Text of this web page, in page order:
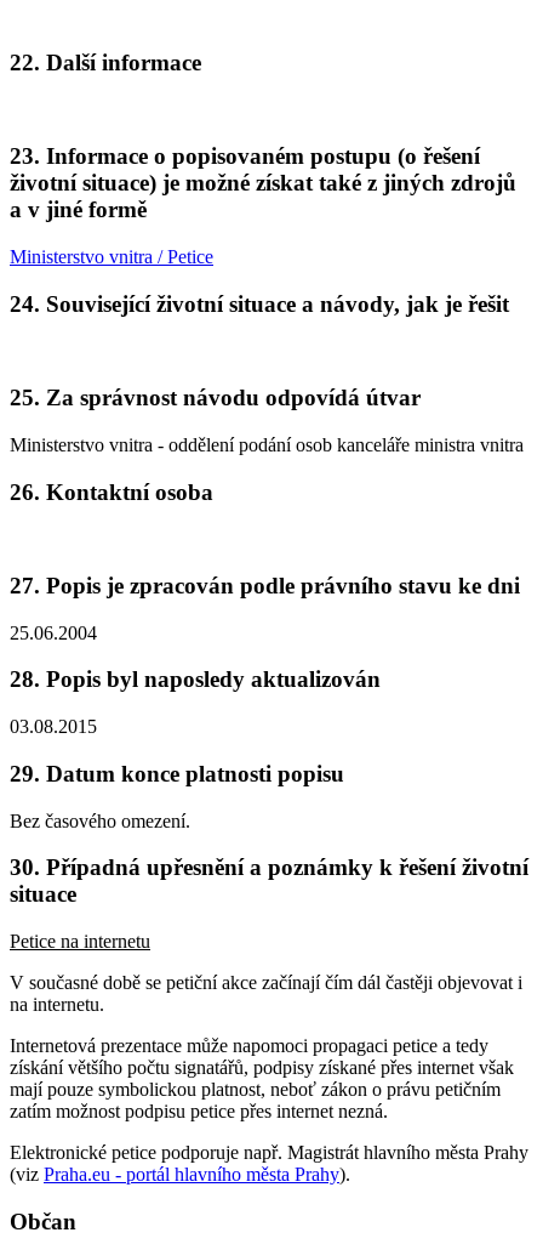
22. Další informace
23. Informace o popisovaném postupu (o řešení
životní situace) je možné získat také z jiných zdrojů
a v jiné formě
Ministerstvo vnitra / Petice
24. Související životní situace a návody, jak je řešit
25. Za správnost návodu odpovídá útvar
Ministerstvo vnitra - oddělení podání osob kanceláře ministra vnitra
26. Kontaktní osoba
27. Popis je zpracován podle právního stavu ke dni
25.06.2004
28. Popis byl naposledy aktualizován
03.08.2015
29. Datum konce platnosti popisu
Bez časového omezení.
30. Případná upřesnění a poznámky k řešení životní
situace
Petice na internetu
V současné době se petiční akce začínají čím dál častěji objevovat i
na internetu.
Internetová prezentace může napomoci propagaci petice a tedy
získání většího počtu signatářů, podpisy získané přes internet však
mají pouze symbolickou platnost, neboť zákon o právu petičním
zatím možnost podpisu petice přes internet nezná.
Elektronické petice podporuje např. Magistrát hlavního města Prahy
(viz Praha.eu - portál hlavního města Prahy).
Občan